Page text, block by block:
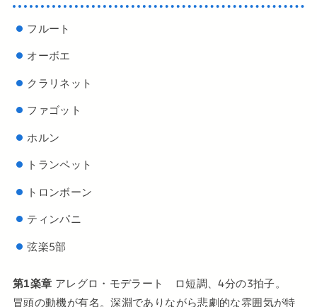
フルート
オーボエ
クラリネット
ファゴット
ホルン
トランペット
トロンボーン
ティンパニ
弦楽5部
第1楽章 アレグロ・モデラート ロ短調、4分の3拍子。
冒頭の動機が有名。深淵でありながら悲劇的な雰囲気が特